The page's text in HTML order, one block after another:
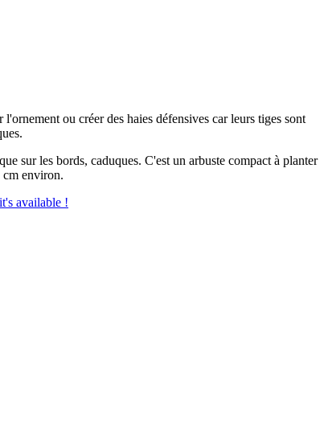
ou créer des haies défensives car leurs tiges sont
sur les bords, caduques. C'est un arbuste compact à planter
cm environ.
available !